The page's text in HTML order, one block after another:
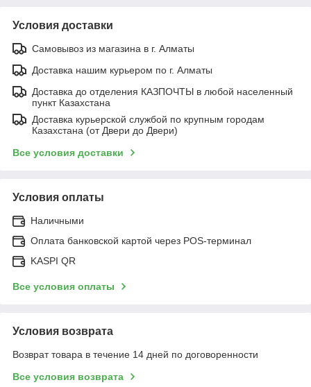
Условия доставки
Самовывоз из магазина в г. Алматы
Доставка нашим курьером по г. Алматы
Доставка до отделения КАЗПОЧТЫ в любой населенный
пункт Казахстана
Доставка курьерской службой по крупным городам
Казахстана (от Двери до Двери)
Все условия доставки
Условия оплаты
Наличными
Оплата банковской картой через POS-терминал
KASPI QR
Все условия оплаты
Условия возврата
Возврат товара в течение 14 дней по договоренности
Все условия возврата